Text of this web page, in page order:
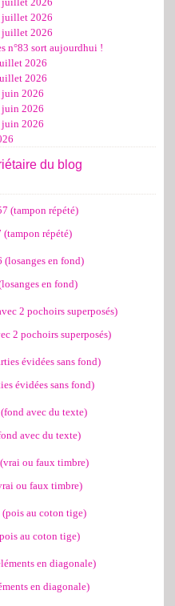
juillet 2026
juillet 2026
n°83 sort aujourdhui !
2026
2026
juin 2026
juin 2026
juin 2026
du blog
(tampon répété)
en fond)
2 pochoirs superposés)
évidées sans fond)
avec du texte)
ou faux timbre)
au coton tige)
en diagonale)